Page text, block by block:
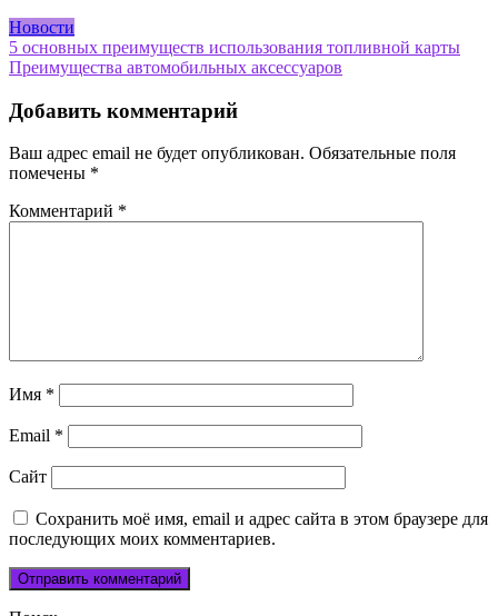
Новости
Навигация
по
записям
5 основных преимуществ использования топливной карты
Преимущества автомобильных аксессуаров
Добавить комментарий
Ваш адрес email не будет опубликован. Обязательные поля
помечены *
Комментарий *
Имя *
Email *
Сайт
Сохранить моё имя, email и адрес сайта в этом браузере для
последующих моих комментариев.